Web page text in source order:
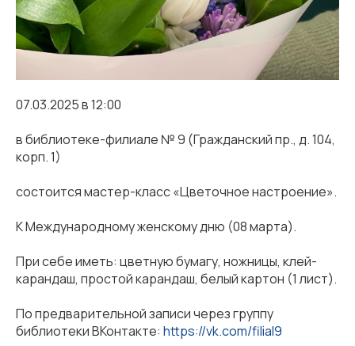
07.03.2025 в 12:00
в библиотеке-филиале № 9 (Гражданский пр., д. 104,
корп. 1)
состоится мастер-класс «Цветочное настроение».
К Международному женскому дню (08 марта).
При себе иметь: цветную бумагу, ножницы, клей-
карандаш, простой карандаш, белый картон (1 лист).
По предварительной записи через группу
библиотеки ВКонтакте: https://vk.com/filial9